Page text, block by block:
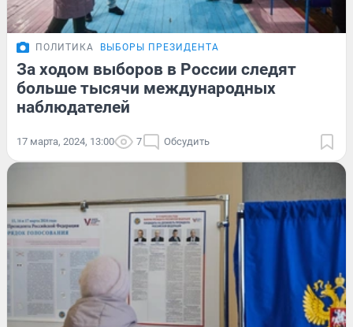
ПОЛИТИКА ВЫБОРЫ ПРЕЗИДЕНТА
За ходом выборов в России следят
больше тысячи международных
наблюдателей
17 марта, 2024, 13:00 7 Обсудить